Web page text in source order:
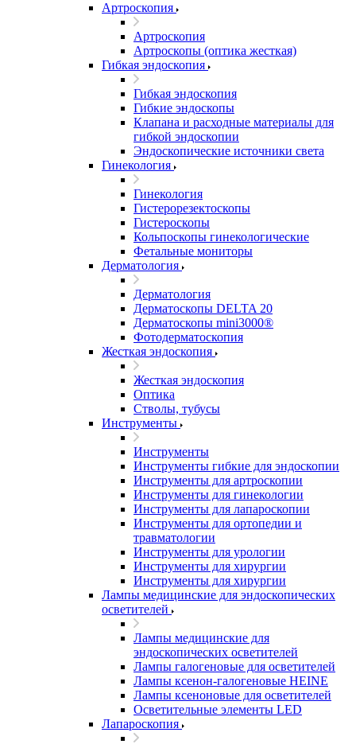
Артроскопия
Артроскопия
Артроскопы (оптика жесткая)
Гибкая эндоскопия
Гибкая эндоскопия
Гибкие эндоскопы
Клапана и расходные материалы для
гибкой эндоскопии
Эндоскопические источники света
Гинекология
Гинекология
Гистерорезектоскопы
Гистероскопы
Кольпоскопы гинекологические
Фетальные мониторы
Дерматология
Дерматология
Дерматоскопы DELTA 20
Дерматоскопы mini3000®
Фотодерматоскопия
Жесткая эндоскопия
Жесткая эндоскопия
Оптика
Стволы, тубусы
Инструменты
Инструменты
Инструменты гибкие для эндоскопии
Инструменты для артроскопии
Инструменты для гинекологии
Инструменты для лапароскопии
Инструменты для ортопедии и
травматологии
Инструменты для урологии
Инструменты для хирургии
Инструменты для хирургии
Лампы медицинские для эндоскопических
осветителей
Лампы медицинские для
эндоскопических осветителей
Лампы галогеновые для осветителей
Лампы ксенон-галогеновые HEINE
Лампы ксеноновые для осветителей
Осветительные элементы LED
Лапароскопия